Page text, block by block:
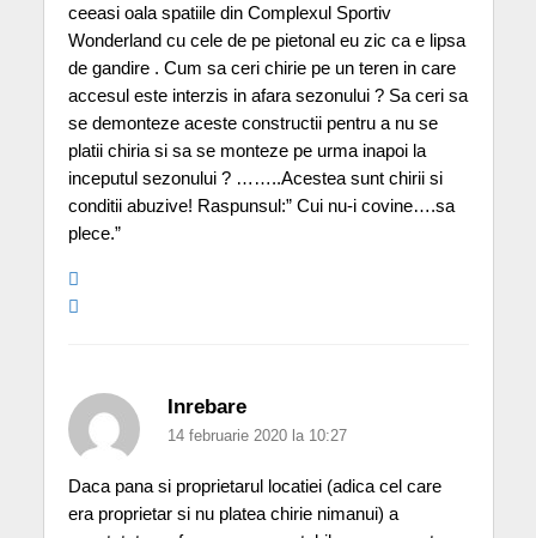
ceeasi oala spatiile din Complexul Sportiv
Wonderland cu cele de pe pietonal eu zic ca e lipsa
de gandire . Cum sa ceri chirie pe un teren in care
accesul este interzis in afara sezonului ? Sa ceri sa
se demonteze aceste constructii pentru a nu se
platii chiria si sa se monteze pe urma inapoi la
inceputul sezonului ? ……..Acestea sunt chirii si
conditii abuzive! Raspunsul:” Cui nu-i covine….sa
plece.”
Inrebare
14 februarie 2020 la 10:27
Daca pana si proprietarul locatiei (adica cel care
era proprietar si nu platea chirie nimanui) a